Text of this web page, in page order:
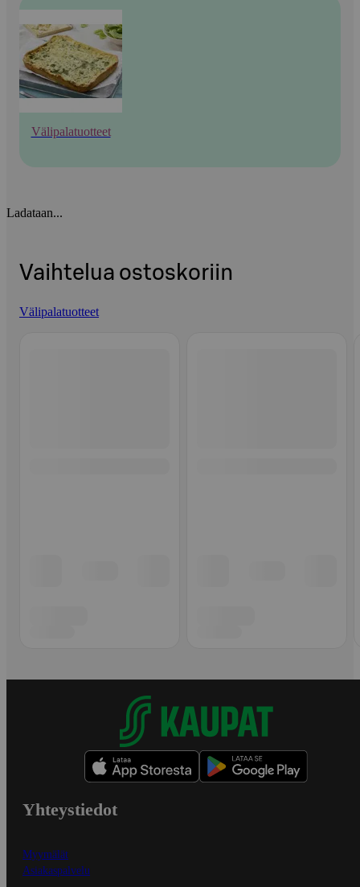
Välipalatuotteet
Ladataan...
Vaihtelua ostoskoriin
Välipalatuotteet
Yhteystiedot
Myymälät
Asiakaspalvelu